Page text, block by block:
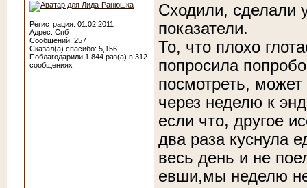
Регистрация: 01.02.2011
Адрес: Спб
Сообщений: 257
Сказал(а) спасибо: 5,156
Поблагодарили 1,844 раз(а) в 312
сообщениях
Сходили, сделали
показатели.
То, что плохо
попросила
посмотреть,
через неделю к
если что, другое
два раза куснула
весь день и не
евши,мы неделю не